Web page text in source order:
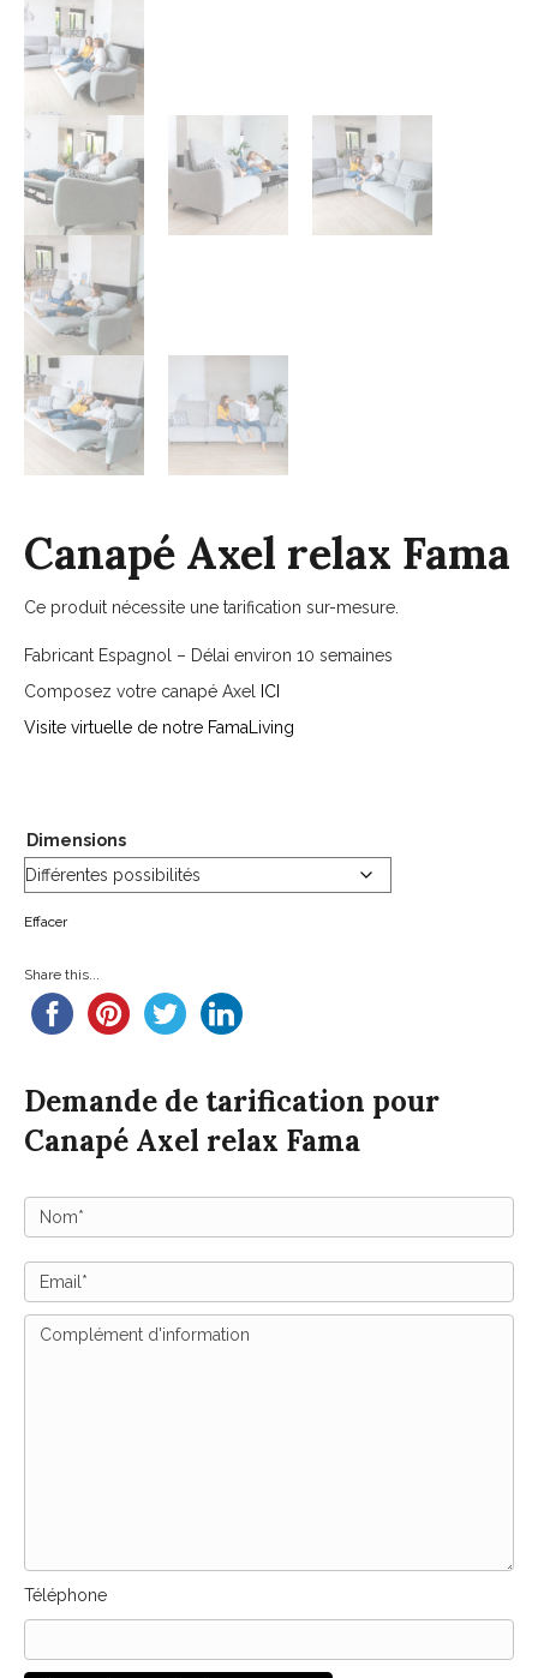
Canapé Axel relax Fama
Ce produit nécessite une tarification sur-mesure.
Fabricant Espagnol – Délai environ 10 semaines
Composez votre canapé Axel
ICI
Visite virtuelle de notre FamaLiving
Dimensions
Effacer
Share this...
Demande de tarification pour
Canapé Axel relax Fama
Téléphone